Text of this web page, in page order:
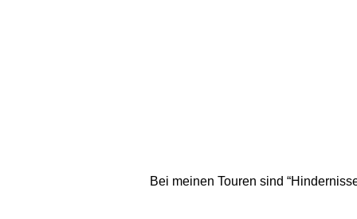
Bei meinen Touren sind